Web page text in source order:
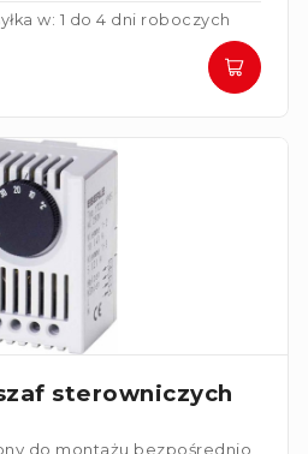
sterowania ogrzewaczami.
normalnie rozwartym (NO)
wentylatorami,
do włączania urządzeń
w: 1 do 4 dni roboczych
sterowniczych
do montażu bezpośrednio